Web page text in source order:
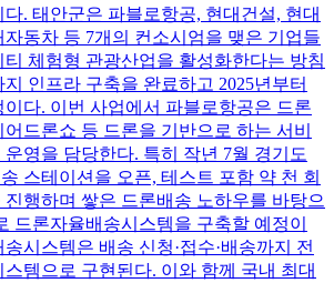
다. 태안군은 파블로항공, 현대건설, 현대
자동차 등 7개의 컨소시엄을 맺은 기업들
체험형 관광산업을 활성화한다는 방침
지 인프라 구축을 완료하고 2025년부터
이다. 이번 사업에서 파블로항공은 드론
드론쇼 등 드론을 기반으로 하는 서비
영을 담당한다. 특히 작년 7월 경기도
스테이션을 오픈, 테스트 포함 약 천 회
진행하며 쌓은 드론배송 노하우를 바탕으
드론자율배송시스템을 구축할 예정이
시스템은 배송 신청·접수·배송까지 전
템으로 구현된다. 이와 함께 국내 최대